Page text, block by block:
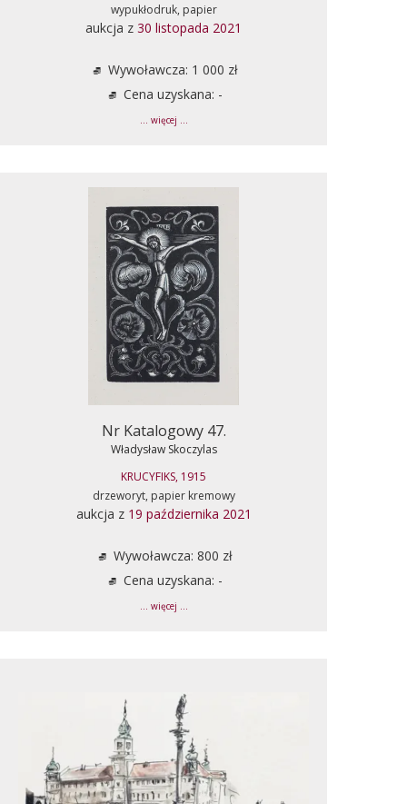
wypukłodruk, papier
aukcja z 30 listopada 2021
Wywoławcza: 1 000 zł
Cena uzyskana: -
... więcej ...
Nr Katalogowy 47.
Władysław Skoczylas
KRUCYFIKS, 1915
drzeworyt, papier kremowy
aukcja z 19 października 2021
Wywoławcza: 800 zł
Cena uzyskana: -
... więcej ...